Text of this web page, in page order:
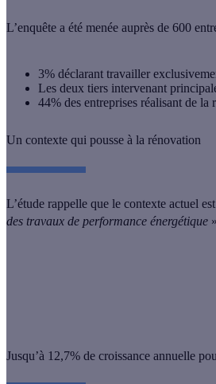
L’enquête a été menée auprès de 600
3% déclarant travailler
Les deux tiers intervenant
44% des entreprises réalisant de la
Un contexte qui pousse à la rénovation
L’étude rappelle que le contexte actuel
des travaux de performance énergétique
Jusqu’à 12,7% de croissance annuelle